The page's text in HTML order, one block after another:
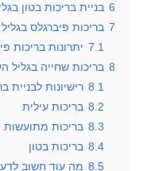
6 בניית בריכות בטון
7 בריכות פיברגלס בגליל
7.1 יתרונות בריכות
8 בריכות שחייה בגליל
8.1 רישיונות לבניית
8.2 בריכות עילית
8.3 בריכות מתועשות
8.4 בריכות בטון
8.5 מה עוד חשוב